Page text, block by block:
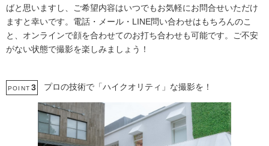
ばと思いますし、ご希望内容はいつでもお気軽にお問合せいただけ
ますと幸いです。電話・メール・LINE問い合わせはもちろんのこ
と、オンラインで顔を合わせてのお打ち合わせも可能です。ご不安
がない状態で撮影を楽しみましょう！
POINT 3 プロの技術で「ハイクオリティ」な撮影を！